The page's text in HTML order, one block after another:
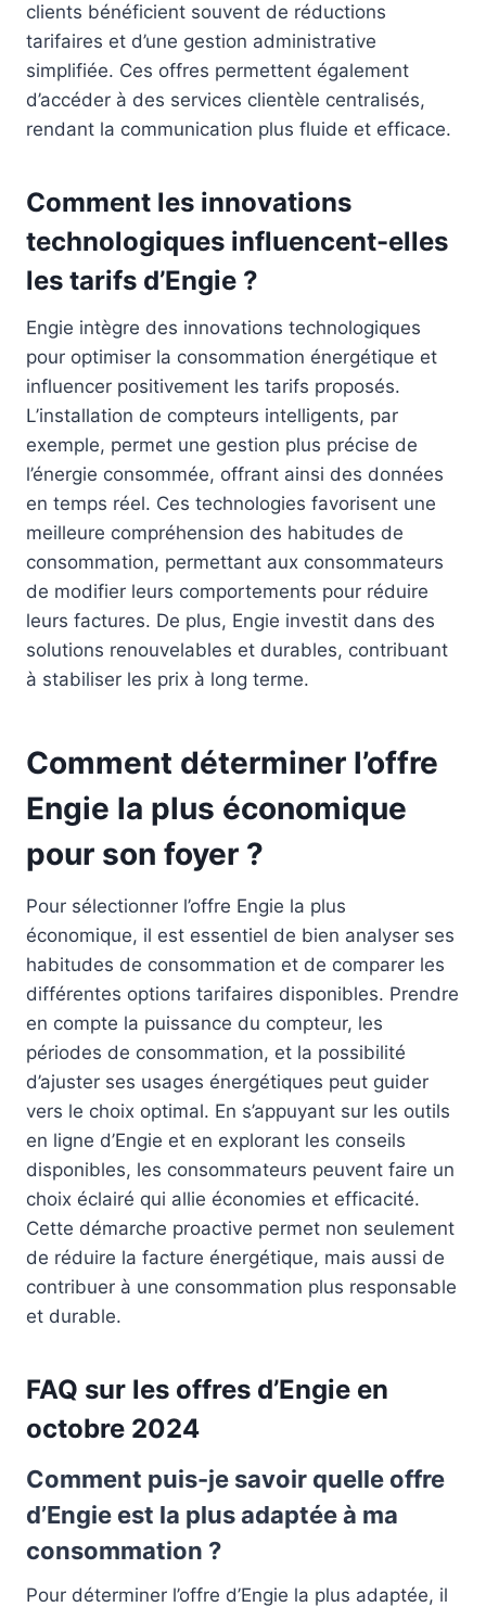
clients bénéficient souvent de réductions
tarifaires et d’une gestion administrative
simplifiée. Ces offres permettent également
d’accéder à des services clientèle centralisés,
rendant la communication plus fluide et efficace.
Comment les innovations
technologiques influencent-elles
les tarifs d’Engie ?
Engie intègre des innovations technologiques
pour optimiser la consommation énergétique et
influencer positivement les tarifs proposés.
L’installation de compteurs intelligents, par
exemple, permet une gestion plus précise de
l’énergie consommée, offrant ainsi des données
en temps réel. Ces technologies favorisent une
meilleure compréhension des habitudes de
consommation, permettant aux consommateurs
de modifier leurs comportements pour réduire
leurs factures. De plus, Engie investit dans des
solutions renouvelables et durables, contribuant
à stabiliser les prix à long terme.
Comment déterminer l’offre
Engie la plus économique
pour son foyer ?
Pour sélectionner l’offre Engie la plus
économique, il est essentiel de bien analyser ses
habitudes de consommation et de comparer les
différentes options tarifaires disponibles. Prendre
en compte la puissance du compteur, les
périodes de consommation, et la possibilité
d’ajuster ses usages énergétiques peut guider
vers le choix optimal. En s’appuyant sur les outils
en ligne d’Engie et en explorant les conseils
disponibles, les consommateurs peuvent faire un
choix éclairé qui allie économies et efficacité.
Cette démarche proactive permet non seulement
de réduire la facture énergétique, mais aussi de
contribuer à une consommation plus responsable
et durable.
FAQ sur les offres d’Engie en
octobre 2024
Comment puis-je savoir quelle offre
d’Engie est la plus adaptée à ma
consommation ?
Pour déterminer l’offre d’Engie la plus adaptée, il